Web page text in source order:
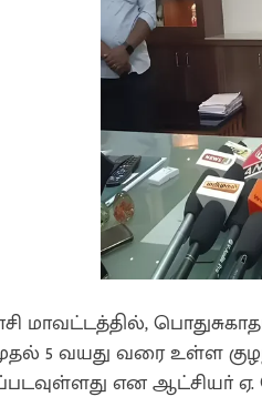
மாவட்டத்தில்,
5 வயது வரை உள்ள
என ஆட்சியா் ஏ.